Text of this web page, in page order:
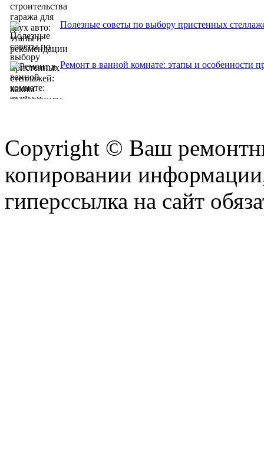
Полезные советы по выбору пристенных
Ремонт в ванной комнате: этапы и особенности
Copyright © Ваш
копировании
гиперссылка на сайт